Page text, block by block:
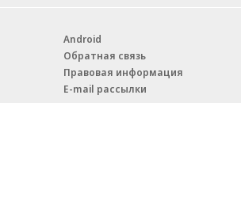
Android
Обратная связь
Правовая информация
E-mail рассылки